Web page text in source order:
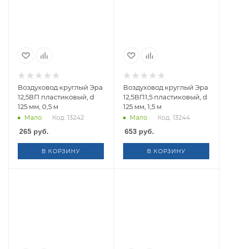
Воздуховод круглый Эра
12,5ВП пластиковый, d
125 мм, 0,5 м
Мало Код: 13242
265 руб.
В КОРЗИНУ
Воздуховод круглый Эра
12,5ВП1,5 пластиковый, d
125 мм, 1,5 м
Мало Код: 13244
653 руб.
В КОРЗИНУ